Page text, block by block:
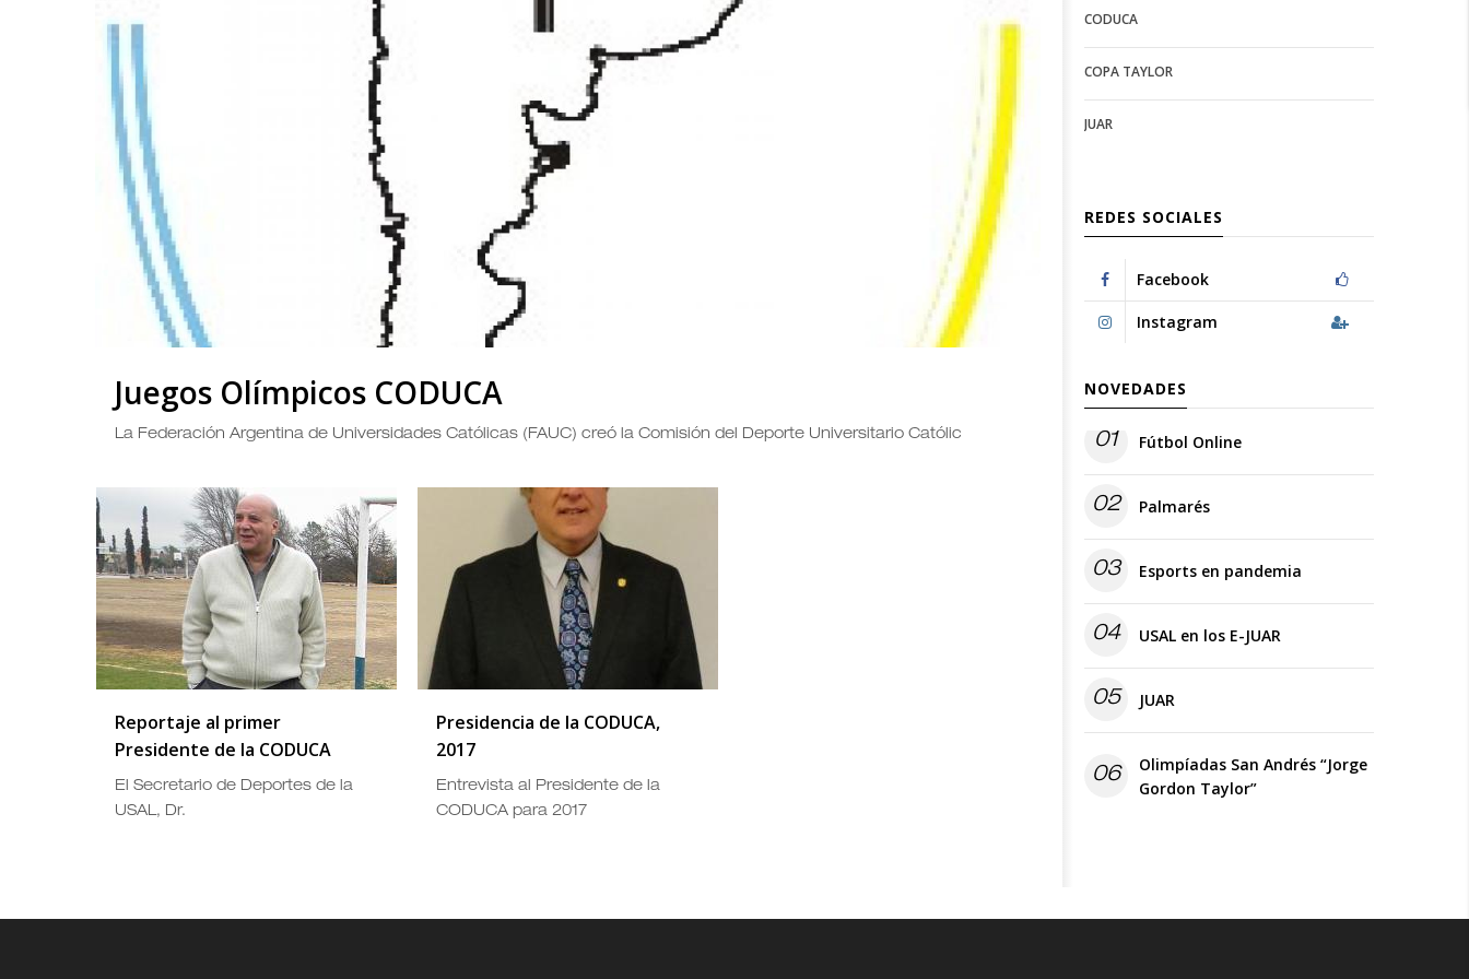
Juegos Olímpicos CODUCA
La Federación Argentina de Universidades Católicas (FAUC) creó la Comisión del Deporte Universitario Católic
Reportaje al primer
Presidente de la CODUCA
El Secretario de Deportes de la
USAL, Dr.
Presidencia de la CODUCA,
2017
Entrevista al Presidente de la
CODUCA para 2017
configuration
options
options
CODUCA
COPA TAYLOR
JUAR
REDES SOCIALES
Facebook
Instagram
NOVEDADES
01 Fútbol Online
02 Palmarés
03 Esports en pandemia
04 USAL en los E-JUAR
05 JUAR
06
Olimpíadas San Andrés “Jorge
Gordon Taylor”